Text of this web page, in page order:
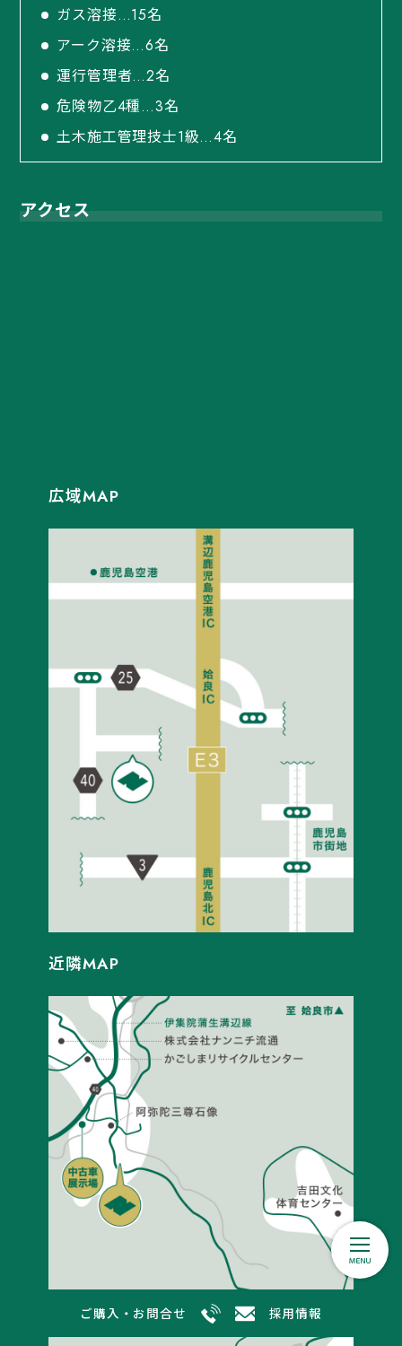
ガス溶接…15名
アーク溶接…6名
運行管理者…2名
危険物乙4種…3名
土木施工管理技士1級…4名
アクセス
広域MAP
近隣MAP
ご購入・お問合せ 採用情報